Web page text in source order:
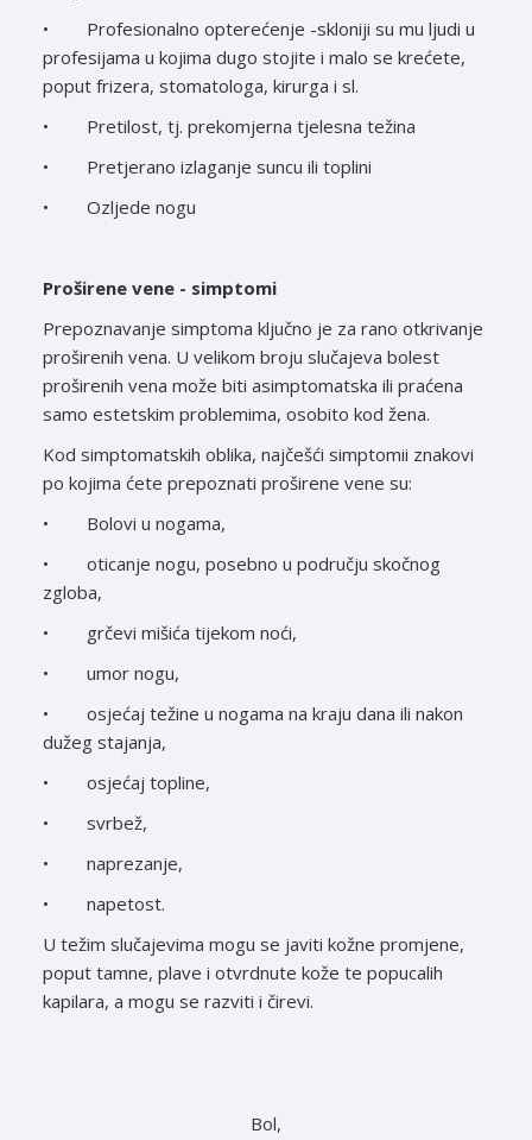
• Profesionalno opterećenje -skloniji su mu ljudi u
profesijama u kojima dugo stojite i malo se krećete,
poput frizera, stomatologa, kirurga i sl.
• Pretilost, tj. prekomjerna tjelesna težina
• Pretjerano izlaganje suncu ili toplini
• Ozljede nogu
Proširene vene - simptomi
Prepoznavanje simptoma ključno je za rano otkrivanje
proširenih vena. U velikom broju slučajeva bolest
proširenih vena može biti asimptomatska ili praćena
samo estetskim problemima, osobito kod žena.
Kod simptomatskih oblika, najčešći simptomii znakovi
po kojima ćete prepoznati proširene vene su:
• Bolovi u nogama,
• oticanje nogu, posebno u području skočnog
zgloba,
• grčevi mišića tijekom noći,
• umor nogu,
• osjećaj težine u nogama na kraju dana ili nakon
dužeg stajanja,
• osjećaj topline,
• svrbež,
• naprezanje,
• napetost.
U težim slučajevima mogu se javiti kožne promjene,
poput tamne, plave i otvrdnute kože te popucalih
kapilara, a mogu se razviti i čirevi.
Bol,